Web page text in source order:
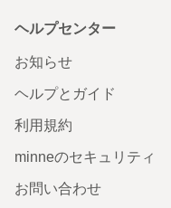
ヘルプセンター
お知らせ
ヘルプとガイド
利用規約
minneのセキュリティ
お問い合わせ